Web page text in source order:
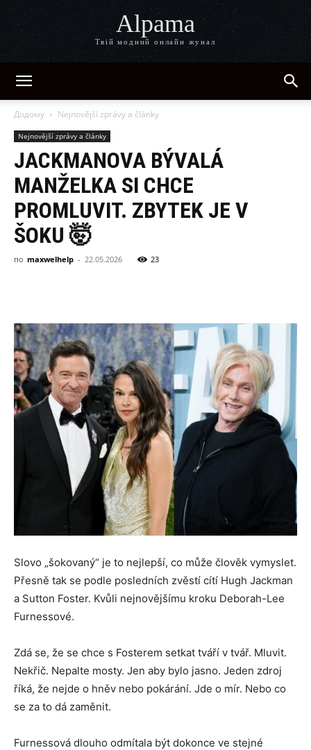
Alpama
Твій модний онлайн жунал
Додому Nejnovější zprávy a články
Nejnovější zprávy a články
JACKMANOVA BÝVALÁ
MANŽELKA SI CHCE
PROMLUVIT. ZBYTEK JE V
ŠOKU 🤯
по maxwelhelp - 22.05.2026 23
Slovo „šokovaný“ je to nejlepší, co může člověk vymyslet.
Přesně tak se podle posledních zvěstí cítí Hugh Jackman
a Sutton Foster. Kvůli nejnovějšímu kroku Deborah-Lee
Furnessové.
Zdá se, že se chce s Fosterem setkat tváří v tvář. Mluvit.
Nekřič. Nepalte mosty. Jen aby bylo jasno. Jeden zdroj
říká, že nejde o hněv nebo pokárání. Jde o mír. Nebo co
se za to dá zaměnit.
Furnessová dlouho odmítala být dokonce ve stejné